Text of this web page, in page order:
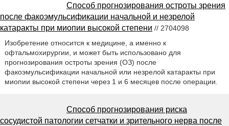
Способ прогнозирования остроты зрения
после факоэмульсификации начальной и незрелой
катаракты при миопии высокой степени // 2704098
Изобретение относится к медицине, а именно к
офтальмохирургии, и может быть использовано для
прогнозирования остроты зрения (ОЗ) после
факоэмульсификации начальной или незрелой катаракты при
миопии высокой степени через 1 и 6 месяцев после операции.
Способ прогнозирования риска
сосудистой патологии сетчатки и зрительного нерва после